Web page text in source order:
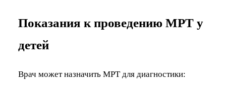
Показания к проведению МРТ у
детей
Врач может назначить МРТ для диагностики: